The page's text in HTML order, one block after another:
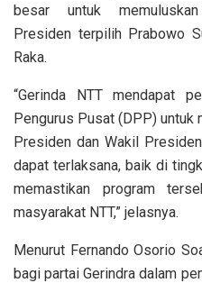
besar untuk
Presiden terpilih Prabowo
Raka.
“Gerinda NTT mendapat
Pengurus Pusat (DPP) untuk
Presiden dan Wakil
dapat terlaksana, baik di
memastikan program
masyarakat NTT,” jelasnya.
Menurut Fernando Osorio
bagi partai Gerindra dalam